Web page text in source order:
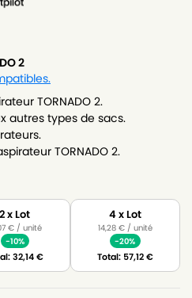
2
TORNADO 2.
autres types de sacs.
TORNADO 2.
2 x Lot
€/ unité
-10%
32,14€
4 x Lot
14,28 €/ unité
-20%
Total: 57,12€